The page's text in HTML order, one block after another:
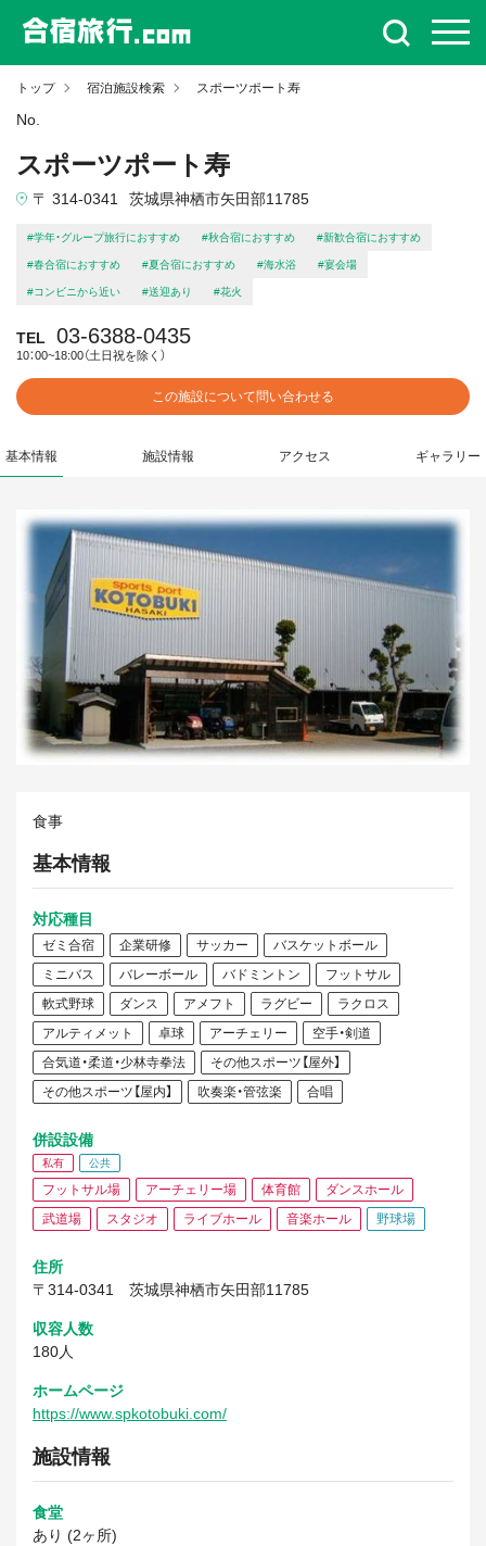
トップ 宿泊施設検索 スポーツポート寿
No.
スポーツポート寿
〒 314-0341 茨城県神栖市矢田部11785
#学年・グループ旅行におすすめ #秋合宿におすすめ #新歓合宿におすすめ
#春合宿におすすめ #夏合宿におすすめ #海水浴 #宴会場
#コンビニから近い #送迎あり #花火
TEL 03-6388-0435
10：00~18:00（土日祝を除く）
この施設について問い合わせる
基本情報 施設情報 アクセス ギャラリー
食事
基本情報
対応種目
ゼミ合宿 企業研修 サッカー
バスケットボール
ミニバス
バレーボール バドミントン
フットサル
軟式野球
ダンス アメフト ラグビー
ラクロス
アルティメット
卓球 アーチェリー
空手・剣道
合気道・柔道・少林寺拳法
その他スポーツ【屋外】
その他スポーツ【屋内】
吹奏楽・管弦楽 合唱
併設設備
私有 公共
フットサル場 アーチェリー場 体育館
ダンスホール
武道場
スタジオ ライブホール 音楽ホール 野球場
住所
〒314-0341
茨城県神栖市矢田部11785
収容人数
180人
ホームページ
https://www.spkotobuki.com/
施設情報
食堂
あり (2ヶ所)